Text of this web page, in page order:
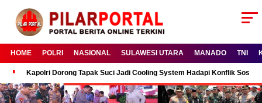
HOME POLRI NASIONAL SULAWESI UTARA MANADO TNI
Kapolri Dorong Tapak Suci Jadi Cooling System Hadapi Konflik Sosial